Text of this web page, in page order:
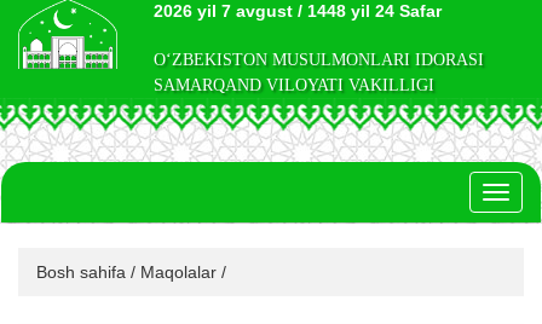
2026 yil 7 avgust / 1448 yil 24 Safar
O‘ZBEKISTON MUSULMONLARI IDORASI
SAMARQAND VILOYATI VAKILLIGI
Bosh sahifa / Maqolalar /